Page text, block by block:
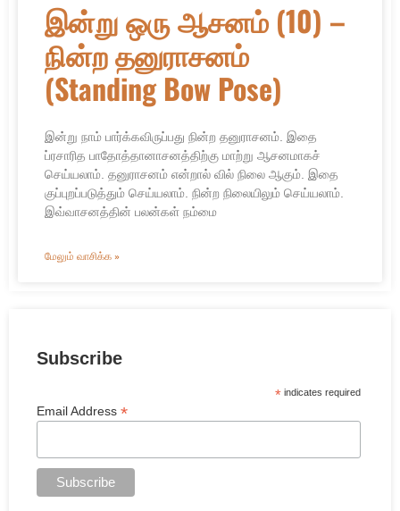
இன்று ஒரு ஆசனம் (10) –
நின்ற தனுராசனம்
(Standing Bow Pose)
இன்று நாம் பார்க்கவிருப்பது நின்ற தனுராசனம். இதை
ப்ரசாரித பாதோத்தானாசனத்திற்கு மாற்று ஆசனமாகச்
செய்யலாம். தனுராசனம் என்றால் வில் நிலை ஆகும். இதை
குப்புறப்படுத்தும் செய்யலாம். நின்ற நிலையிலும் செய்யலாம்.
இவ்வாசனத்தின் பலன்கள் நம்மை
மேலும் வாசிக்க »
Subscribe
*indicates required
Email Address *